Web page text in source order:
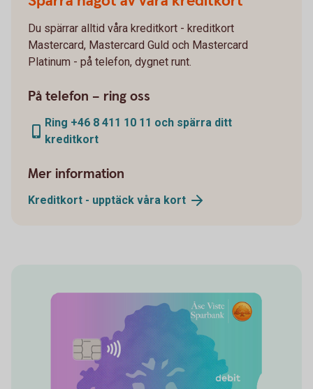
Du spärrar alltid våra kreditkort - kreditkort
Mastercard, Mastercard Guld och Mastercard
Platinum - på telefon, dygnet runt.
På telefon – ring oss
Ring +46 8 411 10 11 och spärra ditt
kreditkort
Mer information
Kreditkort - upptäck våra kort